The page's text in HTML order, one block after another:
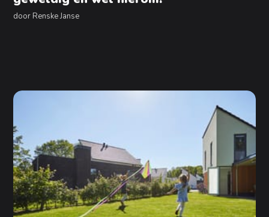
door Renske Janse